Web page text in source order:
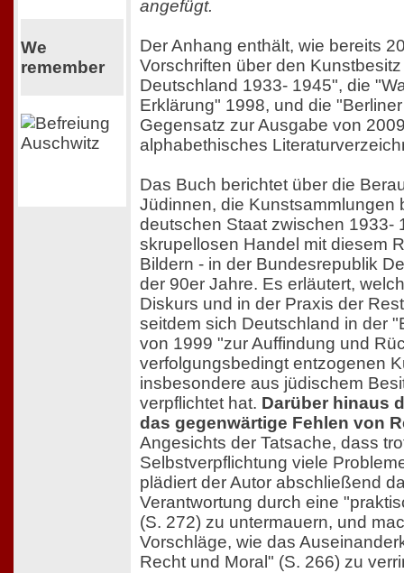
We
remember
angefügt.
Der Anhang enthält, wie bereits
Vorschriften über den
Deutschland 1933- 1945", die
Erklärung" 1998, und die
Gegensatz zur Ausgabe von
alphabethisches
Das Buch berichtet über die
Jüdinnen, die Kunstsammlungen
deutschen Staat zwischen 1933-
skrupellosen Handel mit diesem
Bildern - in der Bundesrepublik
der 90er Jahre. Es erläutert,
Diskurs und in der Praxis der
seitdem sich Deutschland in der
von 1999 "zur Auffindung und
verfolgungsbedingt entzogenen
insbesondere aus jüdischem
verpflichtet hat. Darüber hinaus
das gegenwärtige Fehlen von
Angesichts der Tatsache, dass
Selbstverpflichtung viele
plädiert der Autor abschließend
Verantwortung durch eine
(S. 272) zu untermauern, und
Vorschläge, wie das
Recht und Moral" (S. 266) zu